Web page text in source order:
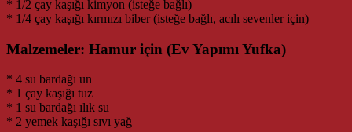
* 1/2 çay kaşığı kimyon (isteğe bağlı)
* 1/4 çay kaşığı kırmızı biber (isteğe bağlı, acılı sevenler için)
Malzemeler: Hamur için (Ev Yapımı Yufka)
* 4 su bardağı un
* 1 çay kaşığı tuz
* 1 su bardağı ılık su
* 2 yemek kaşığı sıvı yağ